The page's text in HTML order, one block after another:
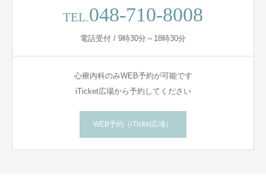
TEL.048-710-8008
電話受付 / 9時30分～18時30分
心療内科のみWEB予約が可能です
iTicket広場から予約してください
WEB予約（iTicket広場）